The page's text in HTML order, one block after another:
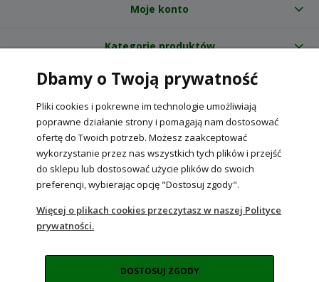
Moje konto
Kategorie produktów
O nas
Internetowy sklep ogrodniczy z nasionami RajOgrodnika.pl
NIP: 6090037061, REGON: 260240470 | Czarnca, ul. Tęczowa 31, 29-100
Włoszczowa
POKAŻ PEŁNĄ WERSJĘ STRONY
Sklep internetowy Shoper Premium
Dbamy o Twoją prywatność
Pliki cookies i pokrewne im technologie umożliwiają
poprawne działanie strony i pomagają nam dostosować
ofertę do Twoich potrzeb. Możesz zaakceptować
wykorzystanie przez nas wszystkich tych plików i przejść
do sklepu lub dostosować użycie plików do swoich
preferencji, wybierając opcję "Dostosuj zgody".
Więcej o plikach cookies przeczytasz w naszej Polityce
prywatności.
DOSTOSUJ ZGODY